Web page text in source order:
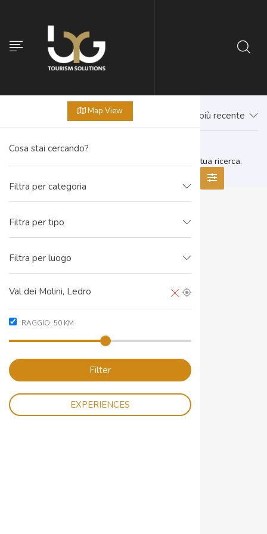
Map View
Filtra per categoria
Filtra per tipo
Filtra per luogo
RAGGIO: 50 KM
Filter
EXPERIENCES
Prima il più recente
Non sono presenti offerte corrispondenti alla tua ricerca.